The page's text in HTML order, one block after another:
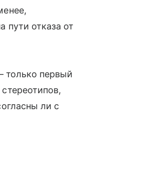
пути отказа от
только первый
ли с